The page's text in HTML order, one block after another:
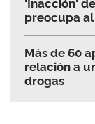
'Inacción'
preocupa
Más de 60
relación a
drogas